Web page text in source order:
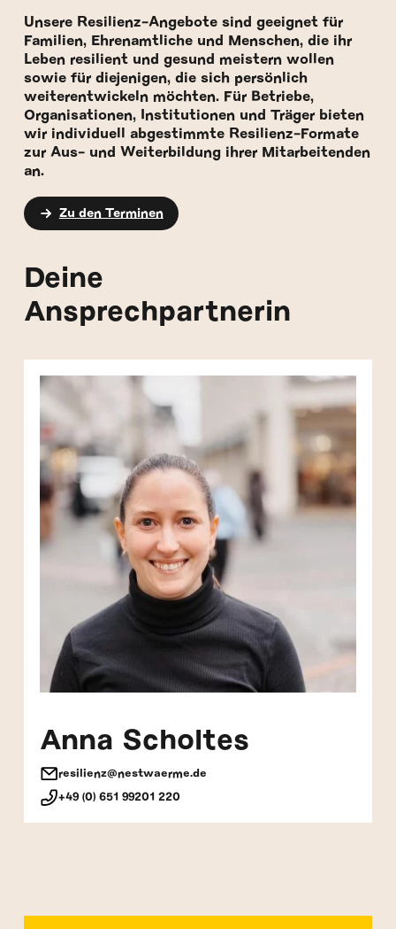
Unsere Resilienz-Angebote sind geeignet für
Familien, Ehrenamtliche und Menschen, die ihr
Leben resilient und gesund meistern wollen
sowie für diejenigen, die sich persönlich
weiterentwickeln möchten. Für Betriebe,
Organisationen, Institutionen und Träger bieten
wir individuell abgestimmte Resilienz-Formate
zur Aus- und Weiterbildung ihrer Mitarbeitenden
an.
Zu den Terminen
Deine
Ansprechpartnerin
Anna Scholtes
resilienz@nestwaerme.de
+49 (0) 651 99201 220